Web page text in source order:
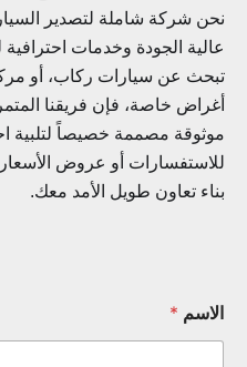
شركة شاملة لتصدير
الجودة وخدمات احترافية
عن سيارات ركاب، أو مركبات
خاصة، فإن فريقنا المتمرس
مصممة خصيصاً لتلبية
أو عروض الأسعار أو
تعاون طويل الأمد معك.
*